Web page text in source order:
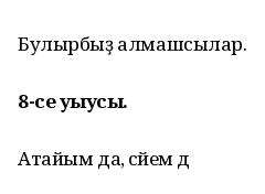
Булырбыҙ алмашсылар.
8-се уҡыусы.
Атайым да, әсәйем дә